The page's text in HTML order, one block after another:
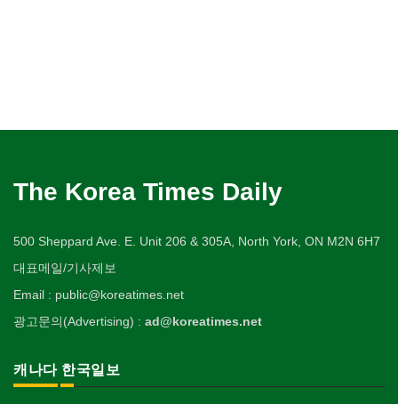
The Korea Times Daily
500 Sheppard Ave. E. Unit 206 & 305A, North York, ON M2N 6H7
대표메일/기사제보
Email : public@koreatimes.net
광고문의(Advertising) : ad@koreatimes.net
캐나다 한국일보